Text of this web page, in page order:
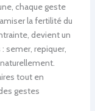
chaque geste
la fertilité du
devient un
semer, repiquer,
tout en
gestes